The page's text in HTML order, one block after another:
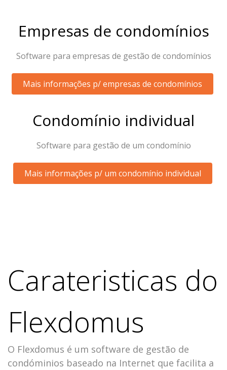
Empresas de condomínios
Software para empresas de gestão de condomínios
Mais informações p/ empresas de condomínios
Condomínio individual
Software para gestão de um condomínio
Mais informações p/ um condomínio individual
Carateristicas do
Flexdomus
O Flexdomus é um software de gestão de
condóminios baseado na Internet que facilita a